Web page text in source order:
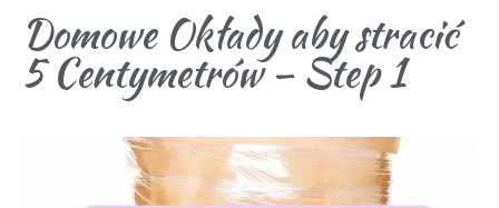
Domowe Okłady aby stracić
5 Centymetrów – Step 1